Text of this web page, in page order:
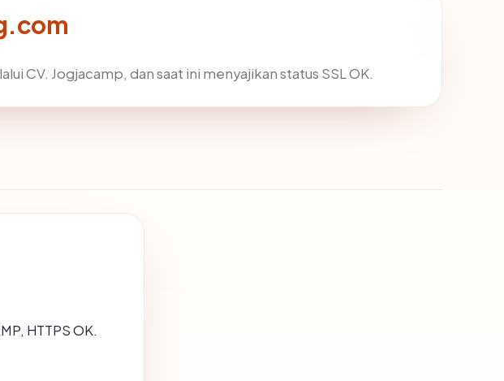
CV. Jogjacamp, dan saat ini menyajikan status SSL OK.
HTTPS OK.